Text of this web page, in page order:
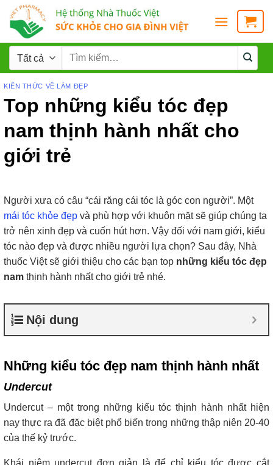
KIẾN THỨC VỀ LÀM ĐẸP
Top những kiểu tóc đẹp
nam thịnh hành nhất cho
giới trẻ
Người xưa có câu “cái răng cái tóc là góc con người”. Một
mái tóc khỏe đẹp và phù hợp với khuôn mặt sẽ giúp chúng ta
trở nên xinh đẹp và cuốn hút hơn. Vậy đối với nam giới, kiểu
tóc nào đẹp và được nhiều người lựa chọn? Sau đây, Nhà
thuốc Việt sẽ giới thiệu cho các bạn top những kiểu tóc đẹp
nam thịnh hành nhất cho giới trẻ nhé.
Nội dung
Những kiểu tóc đẹp nam thịnh hành nhất
Undercut
Undercut – một trong những kiểu tóc thịnh hành nhất hiện
nay thực ra đã đặc biệt phổ biến trong những thập niên 20-40
của thế kỷ trước.
Khái niệm undercut đơn giản là để chỉ kiểu tóc được cắt